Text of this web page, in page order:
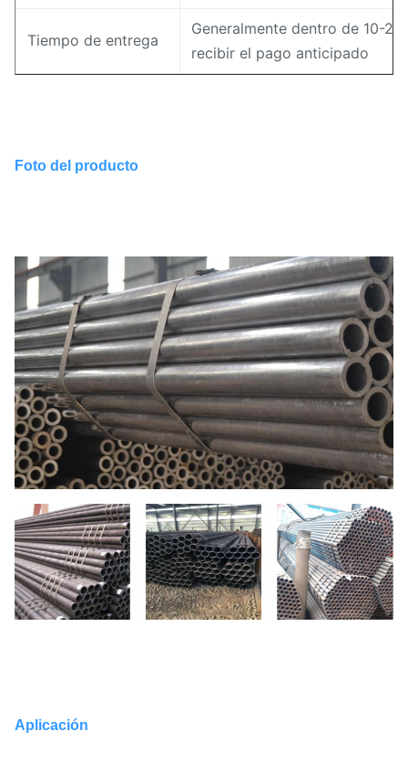
Tiempo de entrega
Generalmente dentro de 10-
recibir el pago anticipado
Foto del producto
Aplicación